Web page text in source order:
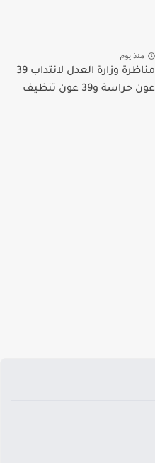
منذ يوم
مناظرة وزارة العدل لانتداب 39
و39 عون تنظيف